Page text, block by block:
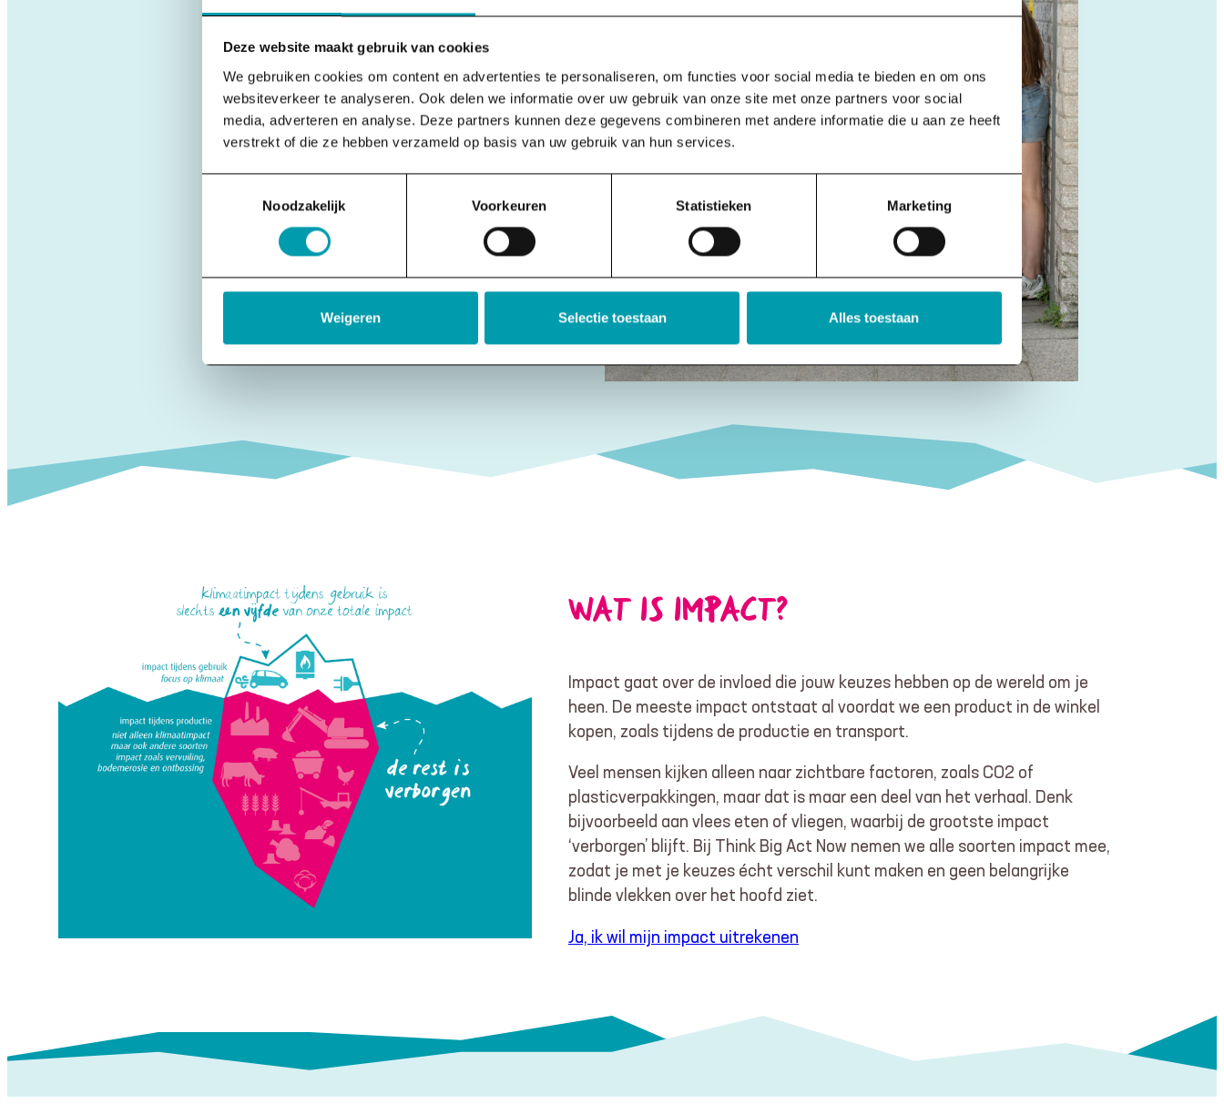
Deze website maakt gebruik van cookies
We gebruiken cookies om content en advertenties te personaliseren, om functies voor social media te bieden en om ons
websiteverkeer te analyseren. Ook delen we informatie over uw gebruik van onze site met onze partners voor social
media, adverteren en analyse. Deze partners kunnen deze gegevens combineren met andere informatie die u aan ze heeft
verstrekt of die ze hebben verzameld op basis van uw gebruik van hun services.
Noodzakelijk
Voorkeuren Statistieken Marketing
Weigeren Selectie toestaan Alles toestaan
WAT IS IMPACT?
Impact gaat over de invloed die jouw keuzes hebben op de wereld om je
heen. De meeste impact ontstaat al voordat we een product in de winkel
kopen, zoals tijdens de productie en transport.
Veel mensen kijken alleen naar zichtbare factoren, zoals CO2 of
plasticverpakkingen, maar dat is maar een deel van het verhaal. Denk
bijvoorbeeld aan vlees eten of vliegen, waarbij de grootste impact
‘verborgen’ blijft. Bij Think Big Act Now nemen we alle soorten impact mee,
zodat je met je keuzes écht verschil kunt maken en geen belangrijke
blinde vlekken over het hoofd ziet.
Ja, ik wil mijn impact uitrekenen